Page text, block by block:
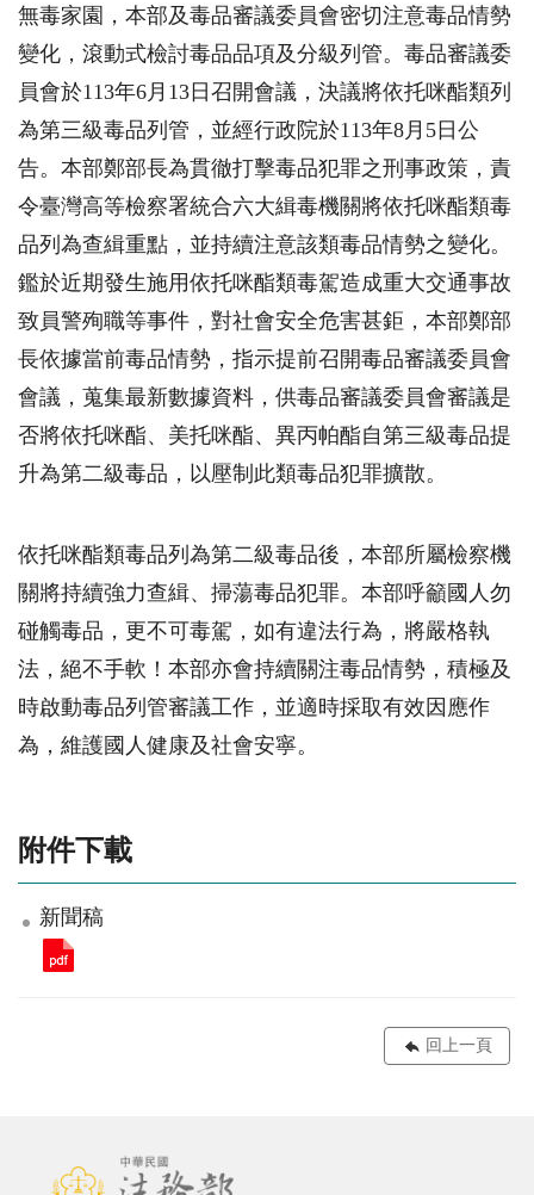
無毒家園，本部及毒品審議委員會密切注意毒品情勢
變化，滾動式檢討毒品品項及分級列管。毒品審議委
員會於113年6 月 13日召開會議，決議將依托咪酯類列
為第三級毒品列管，並經行政院於113年8 月 5日公
告。本部鄭部長為貫徹打擊毒品犯罪之刑事政策，責
令臺灣高等檢察署統合六大緝毒機關將依托咪酯類毒
品列為查緝重點，並持續注意該類毒品情勢之變化。
鑑於近期發生施用依托咪酯類毒駕造成重大交通事故
致員警殉職等事件，對社會安全危害甚鉅，本部鄭部
長依據當前毒品情勢，指示提前召開毒品審議委員會
會議，蒐集最新數據資料，供毒品審議委員會審議是
否將依托咪酯、美托咪酯、異丙帕酯自第三級毒品提
升為第二級毒品，以壓制此類毒品犯罪擴散。
依托咪酯類毒品列為第二級毒品後，本部所屬檢察機
關將持續強力查緝、掃蕩毒品犯罪。本部呼籲國人勿
碰觸毒品，更不可毒駕，如有違法行為，將嚴格執
法，絕不手軟！本部亦會持續關注毒品情勢，積極及
時啟動毒品列管審議工作，並適時採取有效因應作
為，維護國人健康及社會安寧。
附件下載
新聞稿
回上一頁